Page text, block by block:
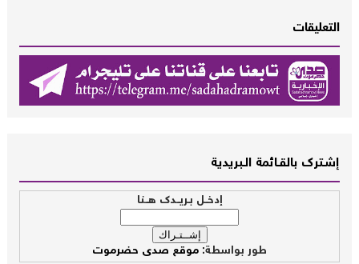
التعليقات
إشــترك بالقـــائمة الــبريدية
إدخــل بـريــدك هــنا
طور بواسطة:موقع صدى حضرموت